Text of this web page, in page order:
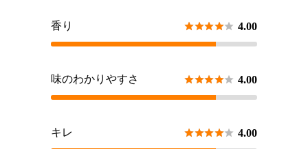
香り  4.00
味のわかりやすさ  4.00
キレ  4.00